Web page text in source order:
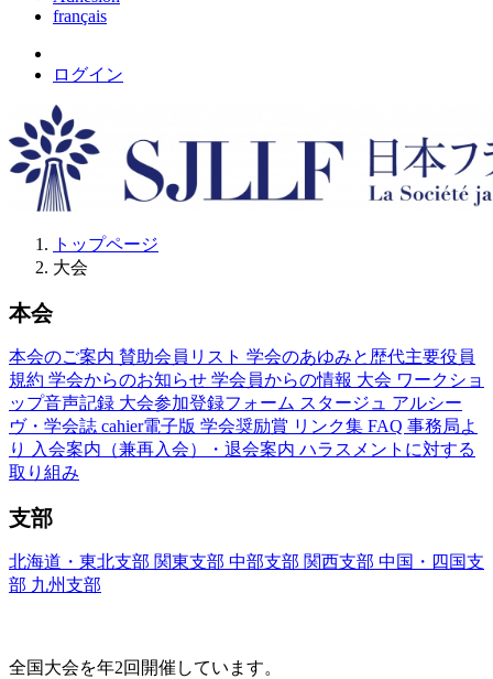
français
ログイン
トップページ
大会
本会
本会のご案内 賛助会員リスト 学会のあゆみと歴代主要役員
規約 学会からのお知らせ 学会員からの情報 大会 ワークショ
ップ音声記録 大会参加登録フォーム スタージュ アルシー
ヴ・学会誌 cahier電子版 学会奨励賞 リンク集 FAQ 事務局よ
り
入会案内（兼再入会）・退会案内 ハラスメントに対する
取り組み
支部
北海道・東北支部 関東支部 中部支部 関西支部 中国・四国支
部 九州支部
全国大会を年2回開催しています。